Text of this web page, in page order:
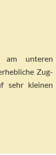
am unteren
Zug-
sehr kleinen